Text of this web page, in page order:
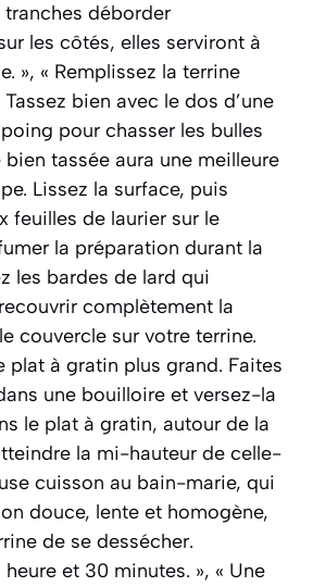
déborder
les côtés, elles serviront à
», « Remplissez la terrine
bien avec le dos d’une
pour chasser les bulles
bien tassée aura une meilleure
Lissez la surface, puis
feuilles de laurier sur le
la préparation durant la
les bardes de lard qui
complètement la
couvercle sur votre terrine.
plat à gratin plus grand. Faites
une bouilloire et versez-la
le plat à gratin, autour de la
la mi-hauteur de celle-
cuisson au bain-marie, qui
douce, lente et homogène,
de se dessécher.
heure et 30 minutes. », « Une